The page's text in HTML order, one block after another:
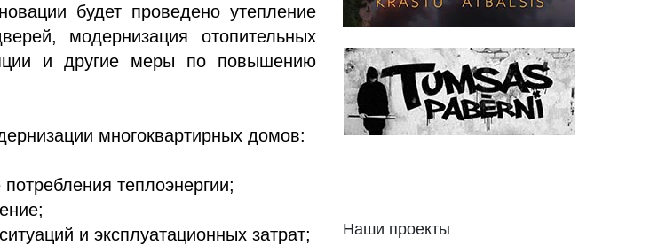
будет проведено утепление
модернизация отопительных
и другие меры по повышению
многоквартирных домов:
теплоэнергии;
и эксплуатационных затрат;
Наши проекты